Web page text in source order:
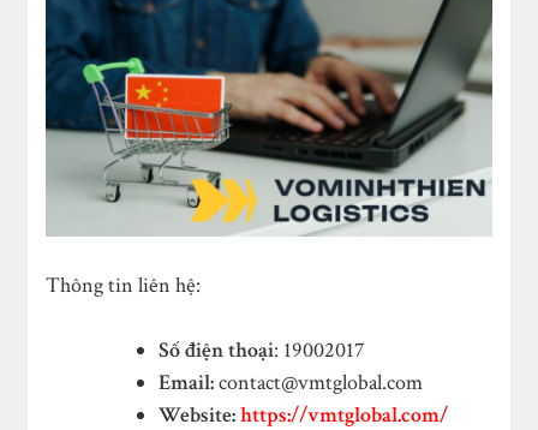
Thông tin liên hệ:
Số điện thoại: 19002017
Email:contact@vmtglobal.com
Website:https://vmtglobal.com/